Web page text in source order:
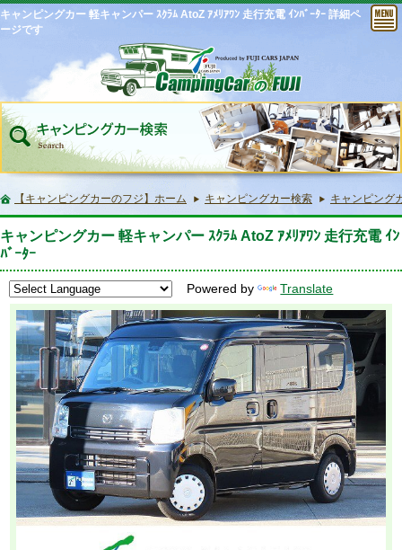
キャンピングカー 軽キャンパー ｽｸﾗﾑ AtoZ ｱﾒﾘｱﾜﾝ 走行充電 ｲﾝﾊﾞｰﾀｰ 詳細ペ
ージです
【キャンピングカーのフジ】ホーム キャンピングカー検索 キャンピング
キャンピングカー 軽キャンパー ｽｸﾗﾑ AtoZ ｱﾒﾘｱﾜﾝ 走行充電 ｲﾝ
ﾊﾞｰﾀｰ
Powered by Translate